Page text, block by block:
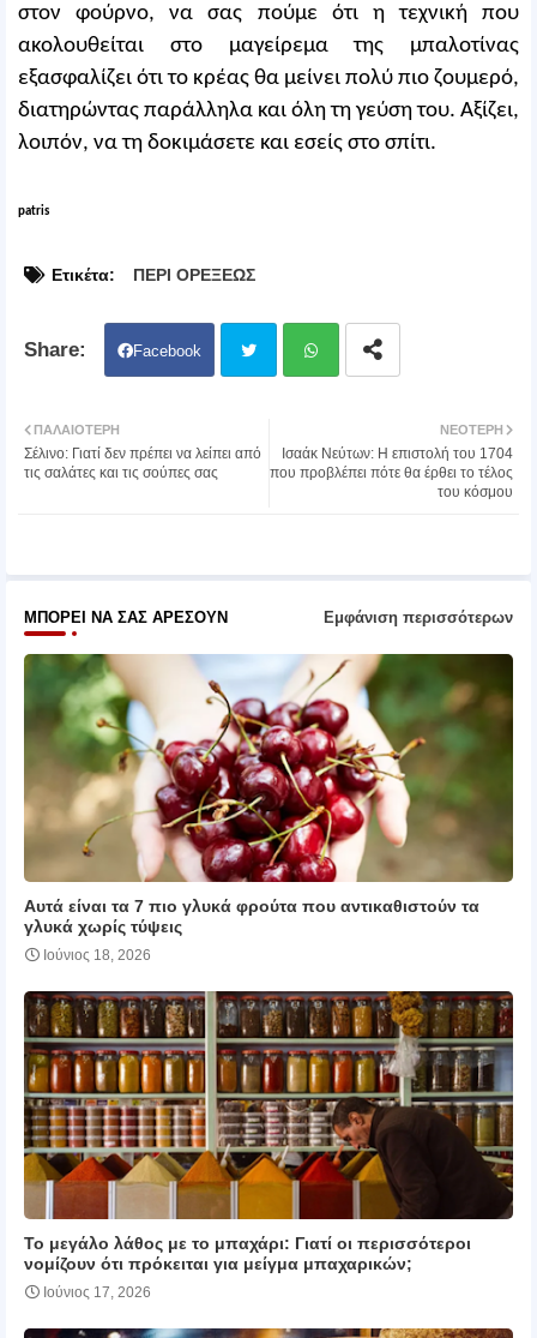
στον φούρνο, να σας πούμε ότι η τεχνική που
ακολουθείται στο μαγείρεμα της μπαλοτίνας
εξασφαλίζει ότι το κρέας θα μείνει πολύ πιο ζουμερό,
διατηρώντας παράλληλα και όλη τη γεύση του. Αξίζει,
λοιπόν, να τη δοκιμάσετε και εσείς στο σπίτι.
patris
Ετικέτα: ΠΕΡΙ ΟΡΕΞΕΩΣ
Facebook
ter atsa
ΝΕΌΤΕΡΗ
Ισαάκ Νεύτων: Η επιστολή του 1704
που προβλέπει πότε θα έρθει το τέλος
του κόσμου
ΠΑΛΑΙΌΤΕΡΗ
Σέλινο: Γιατί δεν πρέπει να λείπει από
τις σαλάτες και τις σούπες σας
ΜΠΟΡΕΊ ΝΑ ΣΑΣ ΑΡΈΣΟΥΝ Εμφάνιση περισσότερων
Αυτά είναι τα 7 πιο γλυκά φρούτα που αντικαθιστούν τα
γλυκά χωρίς τύψεις
Ιούνιος 18, 2026
Το μεγάλο λάθος με το μπαχάρι: Γιατί οι περισσότεροι
νομίζουν ότι πρόκειται για μείγμα μπαχαρικών;
Ιούνιος 17, 2026